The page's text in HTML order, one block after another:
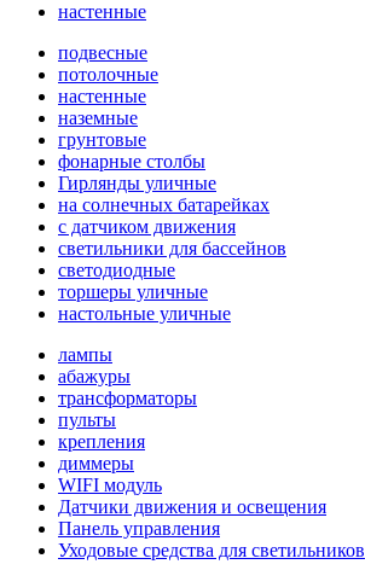
настенные
подвесные
потолочные
настенные
наземные
грунтовые
фонарные столбы
Гирлянды уличные
на солнечных батарейках
с датчиком движения
светильники для бассейнов
светодиодные
торшеры уличные
настольные уличные
лампы
абажуры
трансформаторы
пульты
крепления
диммеры
WIFI модуль
Датчики движения и освещения
Панель управления
Уходовые средства для светильников